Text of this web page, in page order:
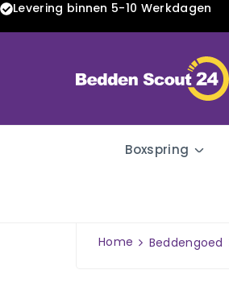
Levering binnen 5-10 Werkdagen
Boxspring
Home Beddengoed